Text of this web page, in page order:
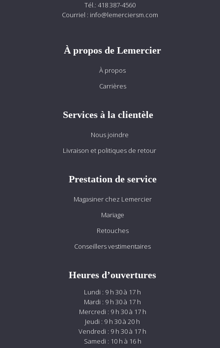
Tél.: 418 387-4560
Courriel : info@lemerciersm.com
À propos de Lemercier
À propos
Carrières
Services à la clientèle
Nous joindre
Livraison et politiques de retour
Prestation de service
Magasiner chez Lemercier
Mariage
Retouches
Conseillers vestimentaires
Heures d’ouvertures
Lundi : 9 h 30 à 17 h
Mardi : 9 h 30 à 17 h
Mercredi : 9 h 30 à 17 h
Jeudi : 9 h 30 à 20 h
Vendredi : 9 h 30 à 17 h
Samedi : 10 h à 16 h